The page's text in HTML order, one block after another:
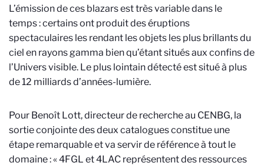
L’émission de ces blazars est très variable dans le
temps : certains ont produit des éruptions
spectaculaires les rendant les objets les plus brillants du
ciel en rayons gamma bien qu’étant situés aux confins de
l’Univers visible. Le plus lointain détecté est situé à plus
de 12 milliards d’années-lumière.
Pour Benoît Lott, directeur de recherche au CENBG, la
sortie conjointe des deux catalogues constitue une
étape remarquable et va servir de référence à tout le
domaine : « 4FGL et 4LAC représentent des ressources